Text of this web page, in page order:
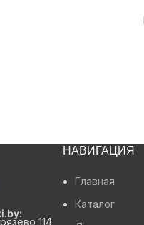
114,
НАВИГАЦИЯ
Главная
Каталог